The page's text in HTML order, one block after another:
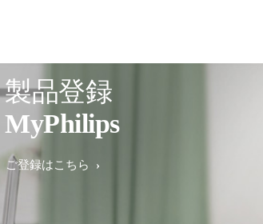
製品登録
MyPhilips
ご登録はこちら